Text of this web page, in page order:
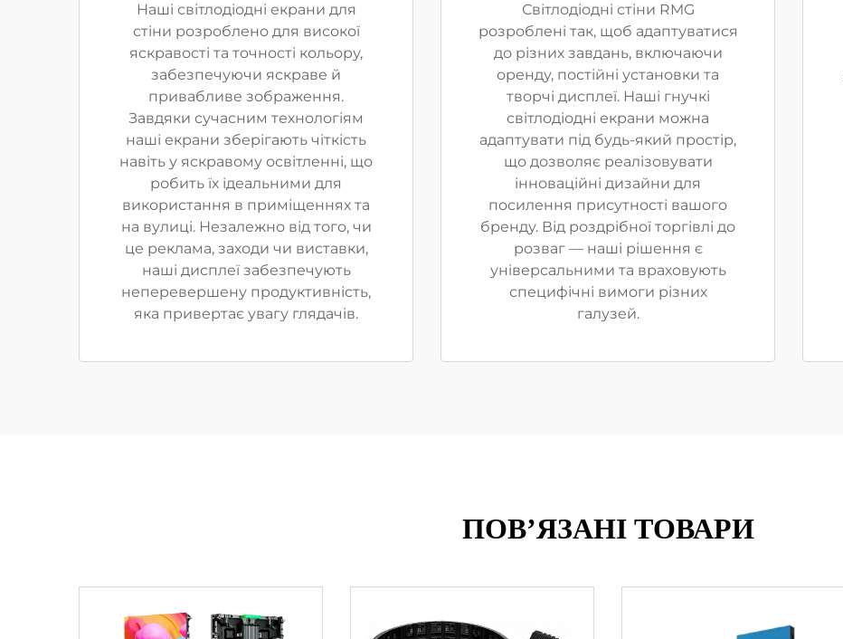
Наші світлодіодні екрани для
стіни розроблено для високої
яскравості та точності кольору,
забезпечуючи яскраве й
привабливе зображення.
Завдяки сучасним технологіям
наші екрани зберігають чіткість
навіть у яскравому освітленні, що
робить їх ідеальними для
використання в приміщеннях та
на вулиці. Незалежно від того, чи
це реклама, заходи чи виставки,
наші дисплеї забезпечують
неперевершену продуктивність,
яка привертає увагу глядачів.
Світлодіодні стіни RMG
розроблені так, щоб адаптуватися
до різних завдань, включаючи
оренду, постійні установки та
творчі дисплеї. Наші гнучкі
світлодіодні екрани можна
адаптувати під будь-який простір,
що дозволяє реалізовувати
інноваційні дизайни для
посилення присутності вашого
бренду. Від роздрібної торгівлі до
розваг — наші рішення є
універсальними та враховують
специфічні вимоги різних
галузей.
ПОВ’ЯЗАНІ ТОВАРИ